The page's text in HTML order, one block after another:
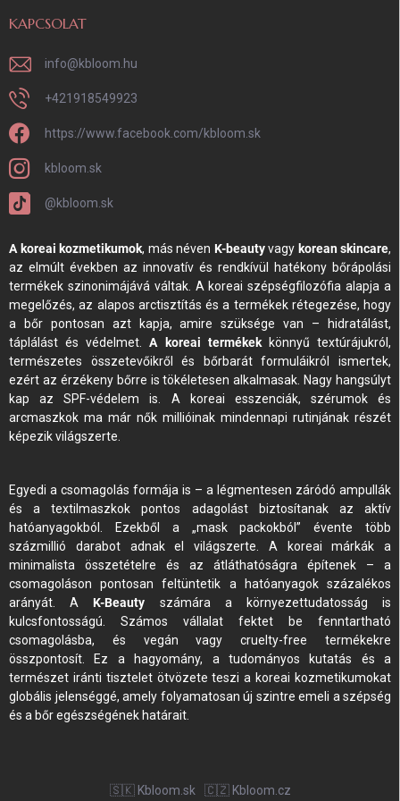
KAPCSOLAT
info@kbloom.hu
+421918549923
https://www.facebook.com/kbloom.sk
kbloom.sk
@kbloom.sk
A koreai kozmetikumok, más néven K-beautyvagy korean skincare,
az elmúlt években az innovatív és rendkívül hatékony bőrápolási
termékek szinonimájává váltak. A koreai szépségfilozófia alapja a
megelőzés, az alapos arctisztítás és a termékek rétegezése, hogy
a bőr pontosan azt kapja, amire szüksége van – hidratálást,
táplálást és védelmet.A koreai termékekkönnyű textúrájukról,
természetes összetevőikről és bőrbarát formuláikról ismertek,
ezért az érzékeny bőrre is tökéletesen alkalmasak. Nagy hangsúlyt
kap az SPF-védelem is. A koreai esszenciák, szérumok és
arcmaszkok ma már nők millióinak mindennapi rutinjának részét
képezik világszerte.
Egyedi a csomagolás formája is – a légmentesen záródó ampullák
és a textilmaszkok pontos adagolást biztosítanak az aktív
hatóanyagokból. Ezekből a „mask packokból” évente több
százmillió darabot adnak el világszerte. A koreai márkák a
minimalista összetételre és az átláthatóságra építenek – a
csomagoláson pontosan feltüntetik a hatóanyagok százalékos
arányát. A K-Beauty számára a környezettudatosság is
kulcsfontosságú. Számos vállalat fektet be fenntartható
csomagolásba, és vegán vagy cruelty-free termékekre
összpontosít. Ez a hagyomány, a tudományos kutatás és a
természet iránti tisztelet ötvözete teszi a koreai kozmetikumokat
globális jelenséggé, amely folyamatosan új szintre emeli a szépség
és a bőr egészségének határait.
🇸🇰 Kbloom.sk 🇨🇿 Kbloom.cz